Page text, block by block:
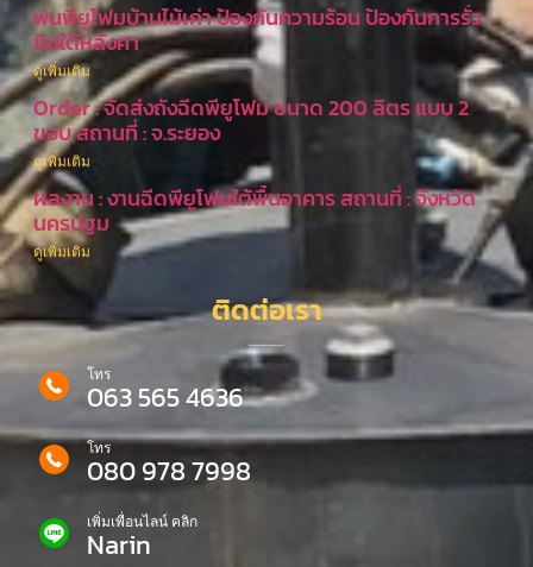
พ่นพียูโฟมบ้านไม้เก่า ป้องกันความร้อน ป้องกันการรั่ว
ซึมใต้หลังคา
ดูเพิ่มเติม
Order : จัดส่งถังฉีดพียูโฟม ขนาด 200 ลิตร แบบ 2
ขอบ สถานที่ : จ.ระยอง
ดูเพิ่มเติม
ผลงาน : งานฉีดพียูโฟมใต้พื้นอาคาร สถานที่ : จังหวัด
นครปฐม
ดูเพิ่มเติม
ติดต่อเรา
โทร
063 565 4636
โทร
080 978 7998
เพิ่มเพื่อนไลน์ คลิก
Narin